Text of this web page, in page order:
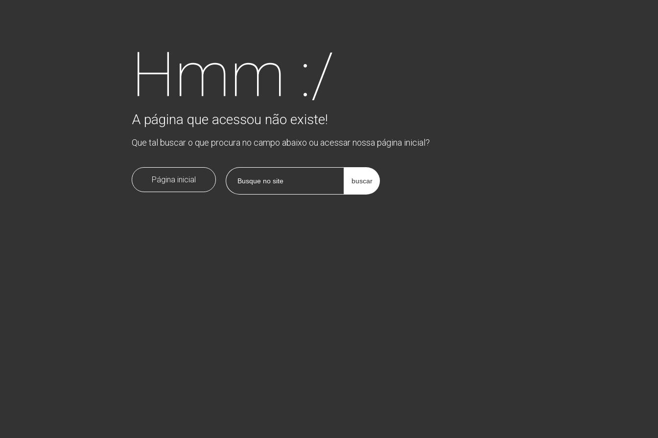
Hmm :/
A página que acessou não existe!
Que tal buscar o que procura no campo abaixo ou acessar nossa página inicial?
Página inicial